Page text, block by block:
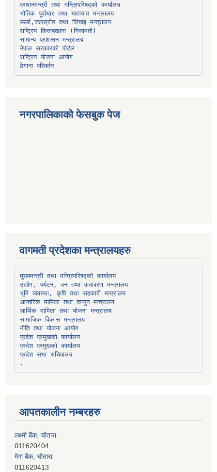
प्रधानमन्त्री तथा मन्त्रिपरिषद्को कार्यालय
भौतिक पूर्वाधार तथा यातायात मन्त्रालय
ऊर्जा,जलस्रोत तथा सिंचाइ मन्त्रालय
सामान्य प्रशासन मन्त्रालय
नेपाल सरकारको पोर्टल
राष्ट्रिय योजना आयोग
ठेगाना परिवर्तन
नगरपालिकाको फेसबुक पेज
वागमती प्रदेशका मन्त्रालयहरु
मुख्यमन्त्री तथा मन्त्रिपरिषद्को कार्यालय
उद्योग, पर्यटन, वन तथा वातावरण मन्त्रालय
भूमि व्यवस्था, कृषि तथा सहकारी मन्त्रालय
आन्तरिक मामिला तथा कानुन मन्त्रालय
आर्थिक मामिला तथा योजना मन्त्रालय
सामाजिक विकास मन्त्रालय
नीति तथा योजना आयोग
प्रदेश प्रमुखको कार्यालय
प्रदेश प्रमुखको कार्यालय
प्रदेश सभा सचिवालय
आपतकालीन नम्बरहरु
लक्ष्मी बैंक, चाैतारा
011620404
मेगा बैंक, चाैतारा
011620413